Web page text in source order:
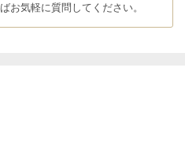
お気軽に質問してください。